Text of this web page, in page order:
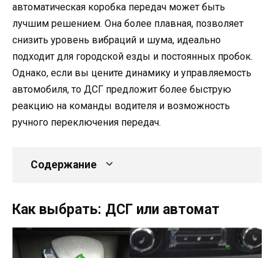
автоматическая коробка передач может быть
лучшим решением. Она более плавная, позволяет
снизить уровень вибраций и шума, идеально
подходит для городской езды и постоянных пробок.
Однако, если вы цените динамику и управляемость
автомобиля, то ДСГ предложит более быструю
реакцию на команды водителя и возможность
ручного переключения передач.
Содержание
Как выбрать: ДСГ или автомат